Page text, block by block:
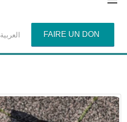
العربية FAIRE UN DON